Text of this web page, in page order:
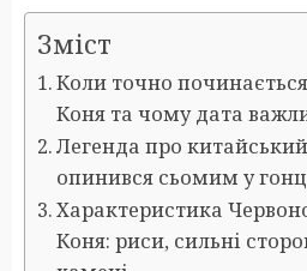
Зміст
Коли точно
Коня та чому дата
Легенда про китайський
опинився сьомим у
Характеристика
Коня: риси, сильні